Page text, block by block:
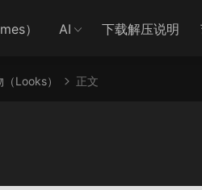
） AI 下载解压说明
（Looks） 正文